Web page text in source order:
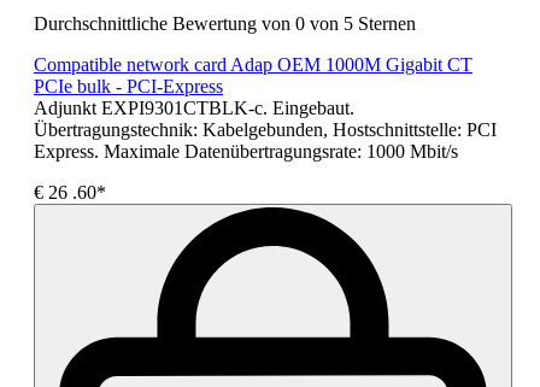
Durchschnittliche Bewertung von 0 von 5 Sternen
Compatible network card Adap OEM 1000M Gigabit CT
PCIe bulk - PCI-Express
Adjunkt EXPI9301CTBLK-c. Eingebaut.
Übertragungstechnik: Kabelgebunden, Hostschnittstelle: PCI
Express. Maximale Datenübertragungsrate: 1000 Mbit/s
€ 26 .60*